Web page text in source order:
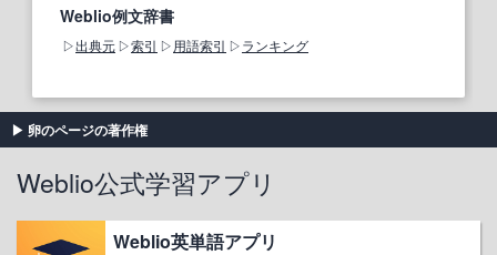
Weblio例文辞書
出典元 索引 用語索引 ランキング
卵のページの著作権
Weblio公式学習アプリ
Weblio英単語アプリ